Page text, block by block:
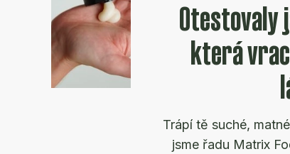
Otestovaly
která
Trápí tě suché,
jsme řadu Matrix